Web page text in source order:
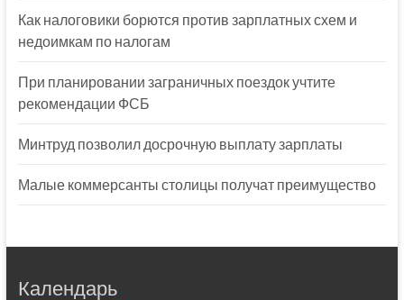
Как налоговики борются против зарплатных схем и
недоимкам по налогам
При планировании заграничных поездок учтите
рекомендации ФСБ
Минтруд позволил досрочную выплату зарплаты
Малые коммерсанты столицы получат преимущество
Календарь